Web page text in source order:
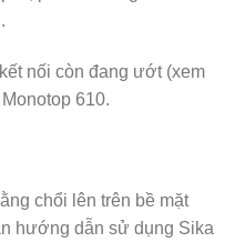
nối còn đang ướt (xem
610.
chổi lên trên bề mặt
hướng dẫn sử dụng Sika